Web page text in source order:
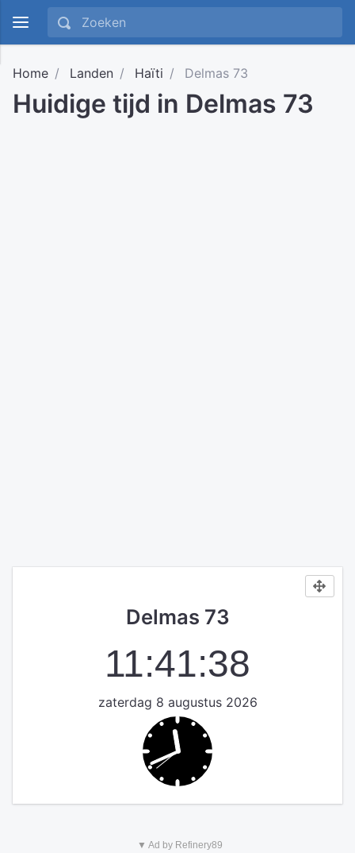
Home Landen Haïti Delmas 73
Huidige tijd in Delmas 73
Delmas 73
11:41:38
zaterdag 8 augustus 2026
▼ Ad by Refinery89